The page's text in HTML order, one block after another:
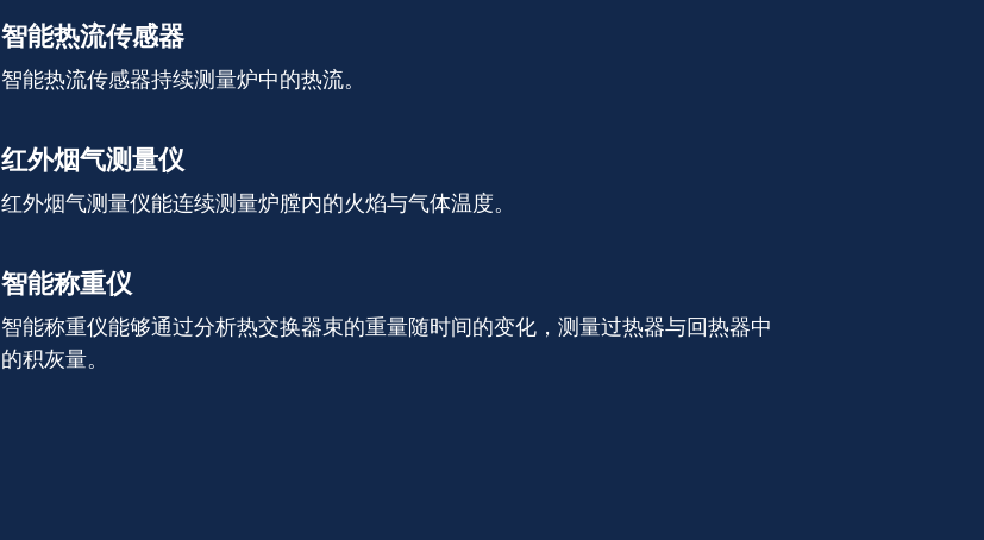
智能热流传感器
智能热流传感器持续测量炉中的热流。
红外烟气测量仪
红外烟气测量仪能连续测量炉膛内的火焰与气体温度。
智能称重仪
智能称重仪能够通过分析热交换器束的重量随时间的变化，测量过热器与回热器中
的积灰量。